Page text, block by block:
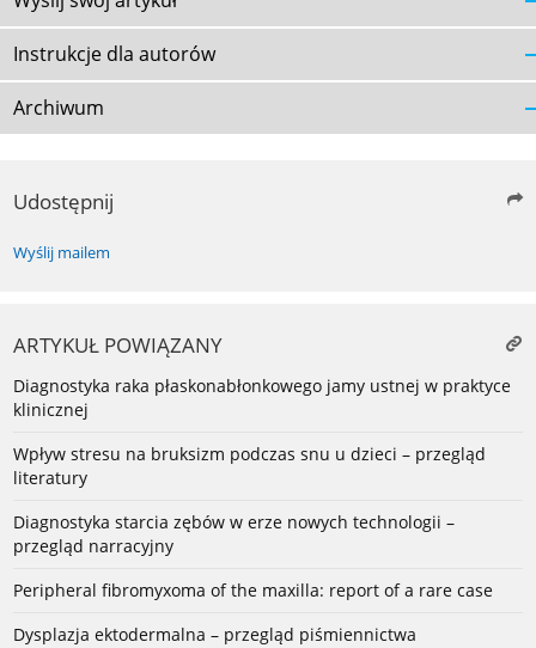
Instrukcje dla autorów
Archiwum
Udostępnij
Wyślij mailem
ARTYKUŁ POWIĄZANY
Diagnostyka raka płaskonabłonkowego jamy ustnej w praktyce
klinicznej
Wpływ stresu na bruksizm podczas snu u dzieci – przegląd
literatury
Diagnostyka starcia zębów w erze nowych technologii –
przegląd narracyjny
Peripheral fibromyxoma of the maxilla: report of a rare case
Dysplazja ektodermalna – przegląd piśmiennictwa